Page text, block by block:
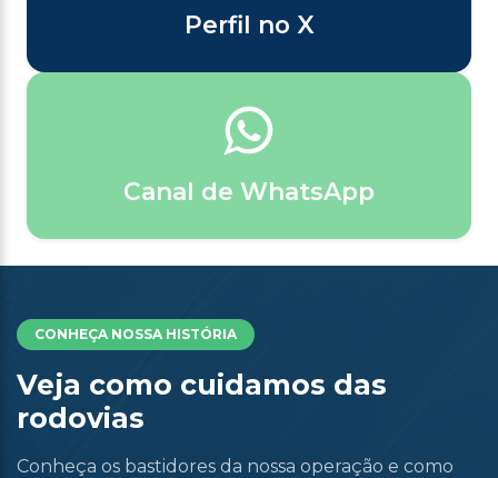
Perfil no X
Canal de WhatsApp
CONHEÇA NOSSA HISTÓRIA
Veja como cuidamos das
rodovias
Conheça os bastidores da nossa operação e como